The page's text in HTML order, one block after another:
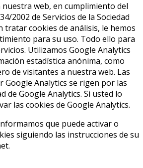
nuestra web, en cumplimiento del
2002 de Servicios de la Sociedad
tratar cookies de análisis, le hemos
para su uso. Todo ello para
Utilizamos Google Analytics
estadística anónima, como
de visitantes a nuestra web. Las
Google Analytics se rigen por las
de Google Analytics. Si usted lo
las cookies de Google Analytics.
que puede activar o
siguiendo las instrucciones de su